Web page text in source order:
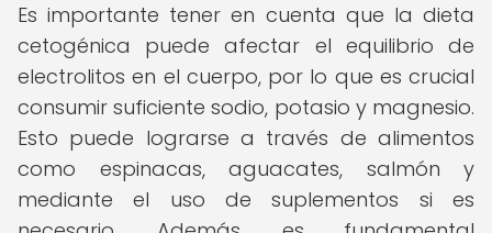
Es importante tener en cuenta que la dieta
cetogénica puede afectar el equilibrio de
electrolitos en el cuerpo, por lo que es crucial
consumir suficiente sodio, potasio y magnesio.
Esto puede lograrse a través de alimentos
como espinacas, aguacates, salmón y
mediante el uso de suplementos si es